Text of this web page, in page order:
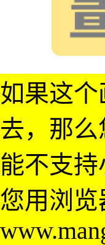
如果这
去，那
能不支持
您用浏览